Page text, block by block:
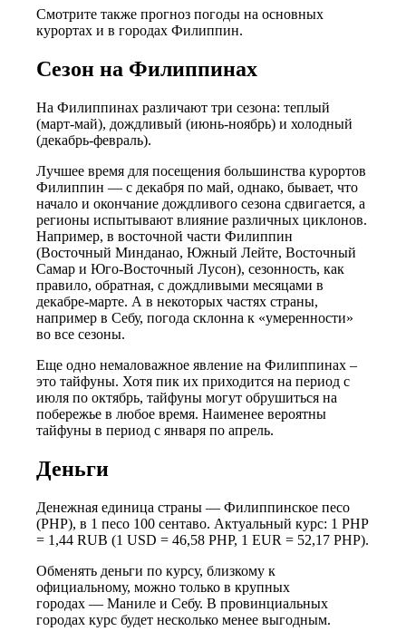
Смотрите также прогноз погоды на основных
курортах и в городах Филиппин.
Сезон на Филиппинах
На Филиппинах различают три сезона: теплый
(март-май), дождливый (июнь-ноябрь) и холодный
(декабрь-февраль).
Лучшее время для посещения большинства курортов
Филиппин — с декабря по май, однако, бывает, что
начало и окончание дождливого сезона сдвигается, а
регионы испытывают влияние различных циклонов.
Например, в восточной части Филиппин
(Восточный Минданао, Южный Лейте, Восточный
Самар и Юго-Восточный Лусон), сезонность, как
правило, обратная, с дождливыми месяцами в
декабре-марте. А в некоторых частях страны,
например в Себу, погода склонна к «умеренности»
во все сезоны.
Еще одно немаловажное явление на Филиппинах –
это тайфуны. Хотя пик их приходится на период с
июля по октябрь, тайфуны могут обрушиться на
побережье в любое время. Наименее вероятны
тайфуны в период с января по апрель.
Деньги
Денежная единица страны — Филиппинское песо
(PHP), в 1 песо 100 сентаво. Актуальный курс: 1 PHP
= 1,44 RUB (1 USD = 46,58 PHP, 1 EUR = 52,17 PHP).
Обменять деньги по курсу, близкому к
официальному, можно только в крупных
городах — Маниле и Себу. В провинциальных
городах курс будет несколько менее выгодным.